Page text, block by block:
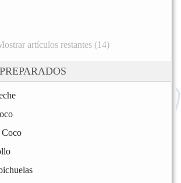
artículos restantes (14)
Coco